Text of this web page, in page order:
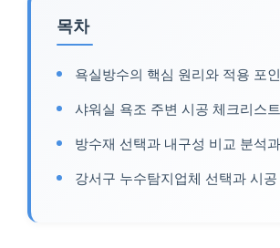
목차
욕실방수의 핵심 원리와 적용 포
샤워실 욕조 주변 시공 체크리스트
방수재 선택과 내구성 비교 분석
강서구 누수탐지업체 선택과 시